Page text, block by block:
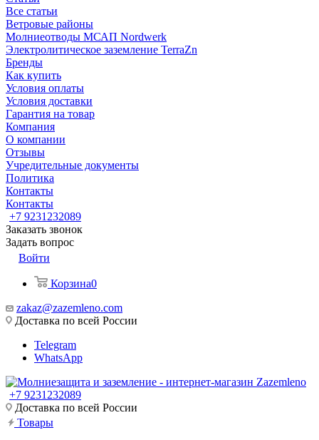
Все статьи
Ветровые районы
Молниеотводы МСАП Nordwerk
Электролитическое заземление TerraZn
Бренды
Как купить
Условия оплаты
Условия доставки
Гарантия на товар
Компания
О компании
Отзывы
Учредительные документы
Политика
Контакты
Контакты
+7 9231232089
Заказать звонок
Задать вопрос
Войти
Корзина0
zakaz@zazemleno.com
Доставка по всей России
Telegram
WhatsApp
+7 9231232089
Доставка по всей России
Товары